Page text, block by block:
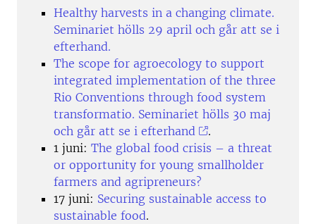
Healthy harvests in a changing climate.
Seminariet hölls 29 april och går att se i
efterhand.
The scope for agroecology to support
integrated implementation of the three
Rio Conventions through food system
transformatio. Seminariet hölls 30 maj
och går att se i efterhand
.
1 juni: The global food crisis – a threat
or opportunity for young smallholder
farmers and agripreneurs?
17 juni: Securing sustainable access to
sustainable food.